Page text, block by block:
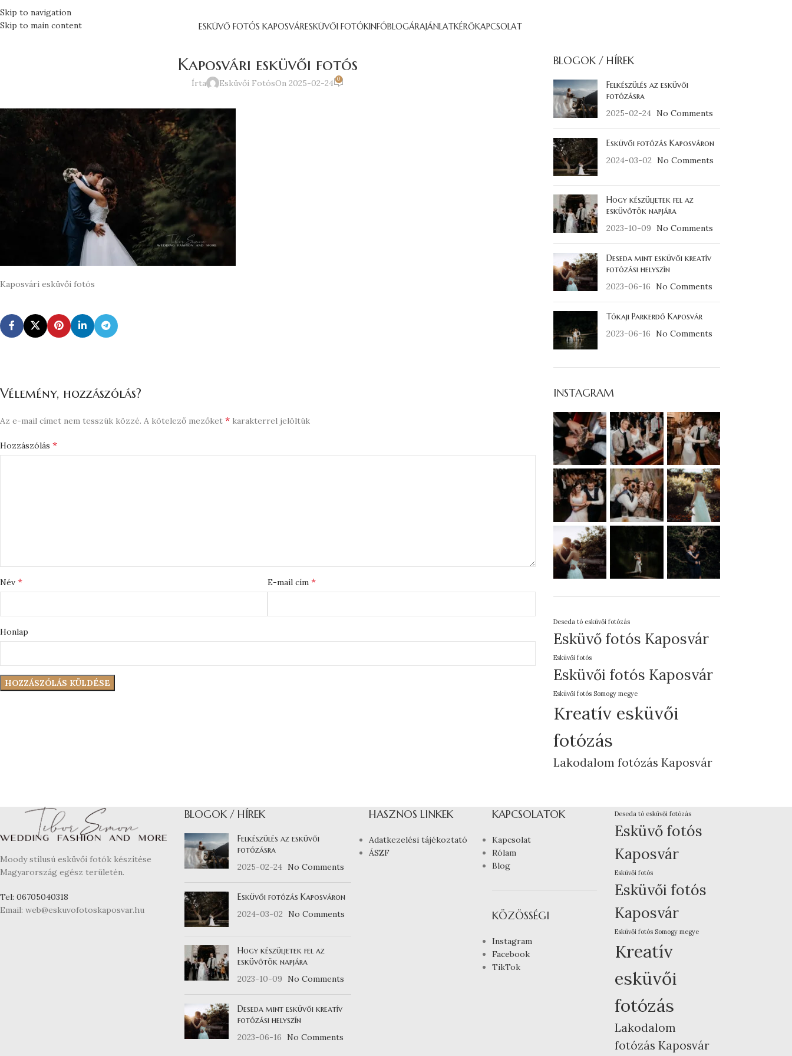
Skip to navigation
Skip to main content
ESKÜVŐ FOTÓS KAPOSVÁRESKÜVŐI FOTÓKINFÓBLOGÁRAJÁNLATKÉRŐKAPCSOLAT
Kaposvári esküvői fotós
Írta Esküvői FotósOn 2025-02-24 0
Kaposvári esküvői fotós
Vélemény, hozzászólás?
Az e-mail címet nem tesszük közzé. A kötelező mezőket * karakterrel jelöltük
Hozzászólás *
Név * E-mail cím*
Honlap
BLOGOK / HÍREK
Felkészülés az esküvői
fotózásra
2025-02-24 No Comments
Esküvői fotózás Kaposváron
2024-03-02 No Comments
Hogy készüljetek fel az
esküvőtök napjára
2023-10-09 No Comments
Deseda mint esküvői kreatív
fotózási helyszín
2023-06-16 No Comments
Tókaji Parkerdő Kaposvár
2023-06-16 No Comments
INSTAGRAM
Deseda tó esküvői fotózás
Esküvő fotós Kaposvár
Esküvői fotós
Esküvői fotós Kaposvár
Esküvői fotós Somogy megye
Kreatív esküvői
fotózás
Lakodalom fotózás Kaposvár
Moody stílusú esküvői fotók készítése
Magyarország egész területén.
Tel: 06705040318
Email: web@eskuvofotoskaposvar.hu
BLOGOK / HÍREK
Felkészülés az esküvői
fotózásra
2025-02-24 No Comments
Esküvői fotózás Kaposváron
2024-03-02
No Comments
Hogy készüljetek fel az
esküvőtök napjára
2023-10-09
No Comments
Deseda mint esküvői kreatív
fotózási helyszín
2023-06-16
No Comments
HASZNOS LINKEK
Adatkezelési tájékoztató
ÁSZF
KAPCSOLATOK
Kapcsolat
Rólam
Blog
KÖZÖSSÉGI
Instagram
Facebook
TikTok
Deseda tó esküvői fotózás
Esküvő fotós
Kaposvár
Esküvői fotós
Esküvői fotós
Kaposvár
Esküvői fotós Somogy megye
Kreatív
esküvői
fotózás
Lakodalom
fotózás Kaposvár